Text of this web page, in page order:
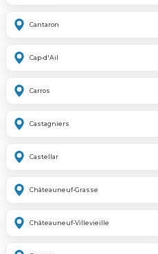
Cantaron
Cap-d'Ail
Carros
Castagniers
Castellar
Châteauneuf-Grasse
Châteauneuf-Villevieille